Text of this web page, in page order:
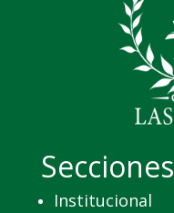
Secciones
Institucional